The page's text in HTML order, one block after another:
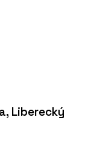
Liberecký